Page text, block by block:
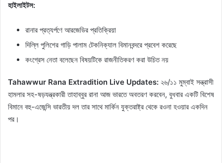
হাইলাইটস:
রানার প্রত্যর্পণে আরজেডির প্রতিক্রিয়া
দিল্লি পুলিশের গাড়ি পালাম টেকনিক্যাল বিমানবন্দরে প্রবেশ করেছে
কংগ্রেস নেতা বলেছেন বিষয়টিকে রাজনীতিকরণ করা উচিত নয়
Tahawwur Rana Extradition Live Updates: ২৬/১১ মুম্বাই সন্ত্রাসী
হামলার সহ-ষড়যন্ত্রকারী তাহাব্বুর রানা আজ ভারতে অবতরণ করবেন, বুধবার একটি বিশেষ
বিমানে বহু-এজেন্সি ভারতীয় দল তার সাথে মার্কিন যুক্তরাষ্ট্র থেকে রওনা হওয়ার একদিন
পর।